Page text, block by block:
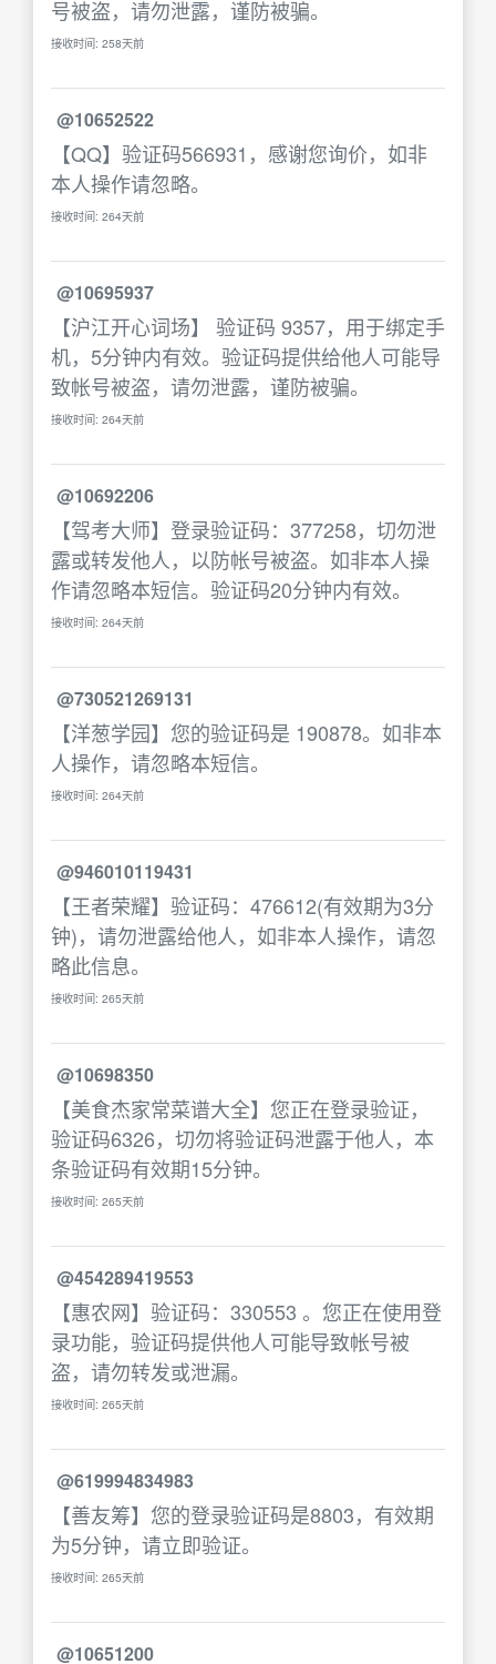
号被盗，请勿泄露，谨防被骗。
接收时间: 258天前
@10652522
【QQ】验证码566931，感谢您询价，如非
本人操作请忽略。
接收时间: 264天前
@10695937
【沪江开心词场】 验证码 9357，用于绑定手
机，5分钟内有效。验证码提供给他人可能导
致帐号被盗，请勿泄露，谨防被骗。
接收时间: 264天前
@10692206
【驾考大师】登录验证码：377258，切勿泄
露或转发他人，以防帐号被盗。如非本人操
作请忽略本短信。验证码20分钟内有效。
接收时间: 264天前
@730521269131
【洋葱学园】您的验证码是 190878。如非本
人操作，请忽略本短信。
接收时间: 264天前
@946010119431
【王者荣耀】验证码：476612(有效期为3分
钟)，请勿泄露给他人，如非本人操作，请忽
略此信息。
接收时间: 265天前
@10698350
【美食杰家常菜谱大全】您正在登录验证，
验证码6326，切勿将验证码泄露于他人，本
条验证码有效期15分钟。
接收时间: 265天前
@454289419553
【惠农网】验证码：330553 。您正在使用登
录功能，验证码提供他人可能导致帐号被
盗，请勿转发或泄漏。
接收时间: 265天前
@619994834983
【善友筹】您的登录验证码是8803，有效期
为5分钟，请立即验证。
接收时间: 265天前
@10651200